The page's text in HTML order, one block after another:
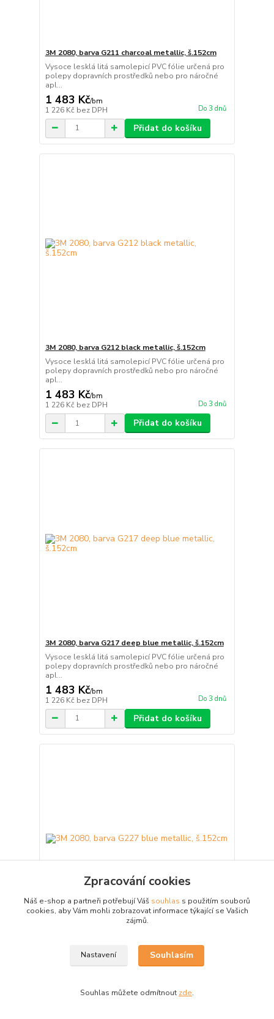
3M 2080, barva G211 charcoal metallic, š.152cm
Vysoce lesklá litá samolepicí PVC fólie určená pro
polepy dopravních prostředků nebo pro náročné
apl...
1 483 Kč/bm
1 226 Kč bez DPH Do 3 dnů
Přidat do košíku
3M 2080, barva G212 black metallic, š.152cm
Vysoce lesklá litá samolepicí PVC fólie určená pro
polepy dopravních prostředků nebo pro náročné
apl...
1 483 Kč/bm
1 226 Kč bez DPH Do 3 dnů
Přidat do košíku
3M 2080, barva G217 deep blue metallic, š.152cm
Vysoce lesklá litá samolepicí PVC fólie určená pro
polepy dopravních prostředků nebo pro náročné
apl...
1 483 Kč/bm
1 226 Kč bez DPH Do 3 dnů
Přidat do košíku
Vysoce lesklá litá samolepicí PVC fólie určená pro
polepy dopravních prostředků nebo pro náročné
bez DPH
Zpracování cookies
Náš e-shop a partneři potřebují Váš souhlas s použitím souborů
cookies, aby Vám mohli zobrazovat informace týkající se Vašich
zájmů.
Nastavení Souhlasím
Souhlas můžete odmítnout zde.